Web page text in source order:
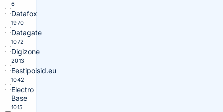
6
Datafox
1970
Datagate
1072
Digizone
2013
Eestipoisid.eu
1042
Electro
Base
1015